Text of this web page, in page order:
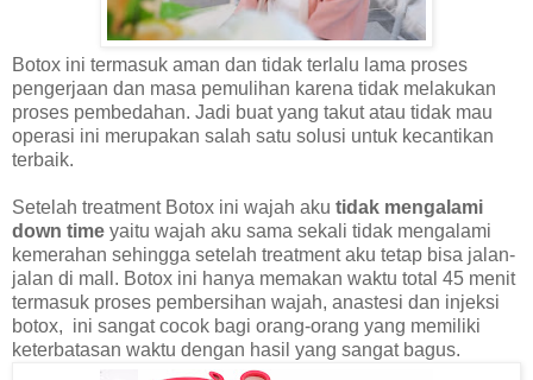
Botox ini termasuk aman dan tidak terlalu lama proses
pengerjaan dan masa pemulihan karena tidak melakukan
proses pembedahan. Jadi buat yang takut atau tidak mau
operasi ini merupakan salah satu solusi untuk kecantikan
terbaik.
Setelah treatment Botox ini wajah aku tidak mengalami
down time yaitu wajah aku sama sekali tidak mengalami
kemerahan sehingga setelah treatment aku tetap bisa jalan-
jalan di mall. Botox ini hanya memakan waktu total 45 menit
termasuk proses pembersihan wajah, anastesi dan injeksi
botox, ini sangat cocok bagi orang-orang yang memiliki
keterbatasan waktu dengan hasil yang sangat bagus.